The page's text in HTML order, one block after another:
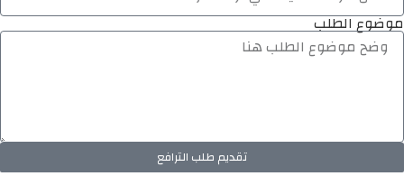
موضوع الطلب
تقديم طلب الترافع